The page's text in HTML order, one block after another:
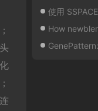
使用
How